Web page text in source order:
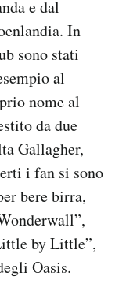
e dal
In
sono stati
al
nome al
da due
Gallagher,
i fan si sono
bere birra,
by Little”,
Oasis.